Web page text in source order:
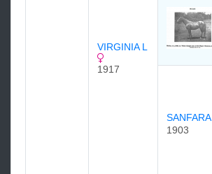
VIRGINIA L
1917
SANFARA
1903